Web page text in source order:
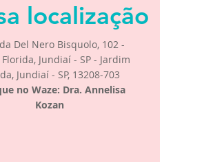
localização
Del Nero Bisquolo, 102 -
Jundiaí - SP - Jardim
Jundiaí - SP, 13208-703
no Waze: Dra. Annelisa
Kozan